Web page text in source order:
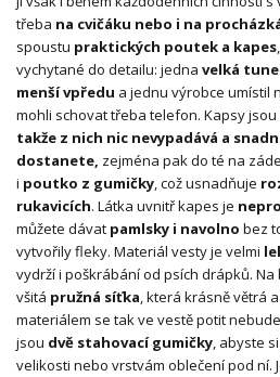
třeba na cvičáku nebo i na
spoustu praktických poutek a kapes
vychytané do detailu: jedna velká
menší vpředu a jednu výrobce umístil
mohli schovat třeba telefon. Kapsy jsou
takže z nich nic nevypadává a
dostanete, zejména pak do té na
i poutko z gumičky, což usnadňuje
rukavicích. Látka uvnitř kapes je
můžete dávat pamlsky i navolno bez
vytvořily fleky. Materiál vesty je velmi
vydrží i poškrábání od psích drápků. Na
všitá pružná síťka, která krásně větrá
materiálem se tak ve vestě potit
jsou dvě stahovací gumičky, abyste
velikosti nebo vrstvám oblečení pod ní.